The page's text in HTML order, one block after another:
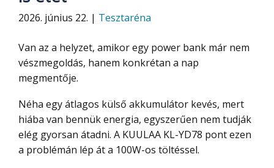
2026. június 22. | Tesztaréna
Van az a helyzet, amikor egy power bank már nem
vészmegoldás, hanem konkrétan a nap
megmentője.
Néha egy átlagos külső akkumulátor kevés, mert
hiába van bennük energia, egyszerűen nem tudják
elég gyorsan átadni. A KUULAA KL-YD78 pont ezen
a problémán lép át a 100W-os töltéssel.